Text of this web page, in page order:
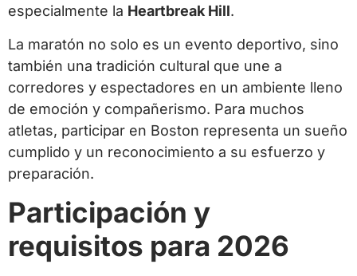
especialmente la Heartbreak Hill.
La maratón no solo es un evento deportivo, sino
también una tradición cultural que une a
corredores y espectadores en un ambiente lleno
de emoción y compañerismo. Para muchos
atletas, participar en Boston representa un sueño
cumplido y un reconocimiento a su esfuerzo y
preparación.
Participación y
requisitos para 2026